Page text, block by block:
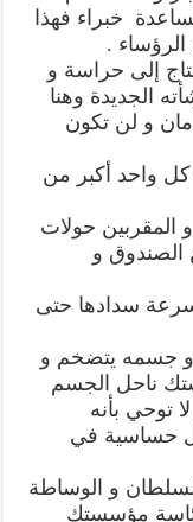
خبراء فهذا
.
إلى حراسة و
الجديدة وهنا
و لن تكون
كل واحد أكبر من
المقربين حولات
الصندوق و
سدادها حتى
و جسمه يتضخم و
ناحل الجسم
توحي بأنه
حساسية في
و الوساطة
مؤسستك